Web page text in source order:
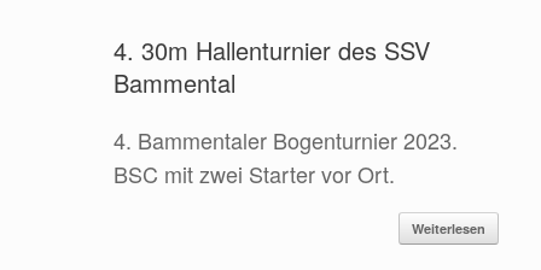
4. 30m Hallenturnier des SSV
Bammental
4. Bammentaler Bogenturnier 2023.
BSC mit zwei Starter vor Ort.
Weiterlesen